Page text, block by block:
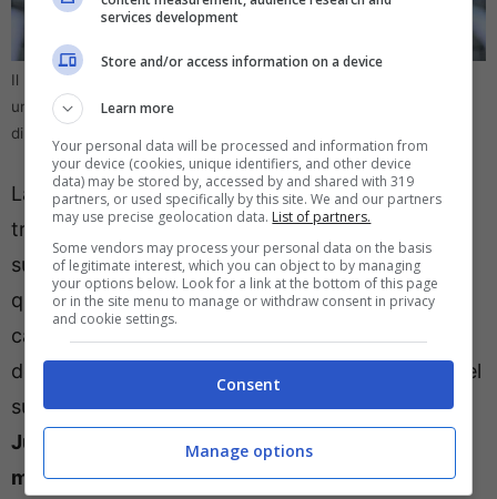
Il Nottingham Forest sul centrocampista della Serie A: pronta
un’offerta importante (foto: ANSA/ALESSANDRO DI MARCO) –
direttagoal.it
La stagione di Douglas Luiz è stata piuttosto
travagliata. 27 presenze in totale (molte da
subentrato) e zero reti segnati. Troppo poco per
quanto è costato, ma soprattutto per un
calciatore del suo valore, che con la maglia
dell’Aston Villa ha fatto faville; ad oggi, il valore del
suo cartellino è decisamente diminuito, mala
Juventus non si è detta disposta a venderlo per
meno di 40 milioni,per non registrare una
services development
Store and/or access information on a device
Learn more
Your personal data will be processed and information from
your device (cookies, unique identifiers, and other device
data) may be stored by, accessed by and shared with 319
partners, or used specifically by this site. We and our partners
may use precise geolocation data. List of partners.
Some vendors may process your personal data on the basis
of legitimate interest, which you can object to by managing
your options below. Look for a link at the bottom of this page
or in the site menu to manage or withdraw consent in privacy
and cookie settings.
Consent
Manage options